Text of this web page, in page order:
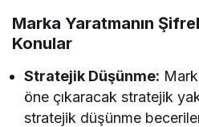
Marka Yaratmanın
Konular
Stratejik Düşünme:
öne çıkaracak stratejik
stratejik düşünme